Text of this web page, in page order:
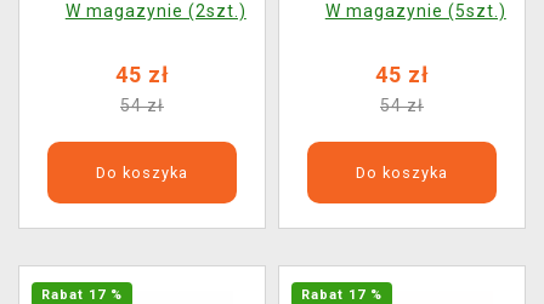
W magazynie (2szt.)
45 zł
54 zł
Do koszyka
W magazynie (5szt.)
45 zł
54 zł
Do koszyka
Rabat 17 % Rabat 17 %